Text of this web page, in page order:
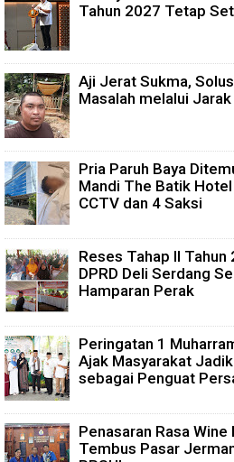
Tahun 2027 Tetap
Aji Jerat Sukma,
Masalah melalui Jarak
Pria Paruh Baya
Mandi The Batik
CCTV dan 4 Saksi
Reses Tahap II Tahun
DPRD Deli Serdang
Hamparan Perak
Peringatan 1
Ajak Masyarakat
sebagai Penguat
Penasaran Rasa
Tembus Pasar